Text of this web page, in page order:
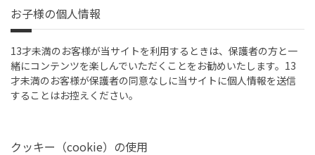
お子様の個人情報
13才未満のお客様が当サイトを利用するときは、保護者の方と一
緒にコンテンツを楽しんでいただくことをお勧めいたします。13
才未満のお客様が保護者の同意なしに当サイトに個人情報を送信
することはお控えください。
クッキー（cookie）の使用